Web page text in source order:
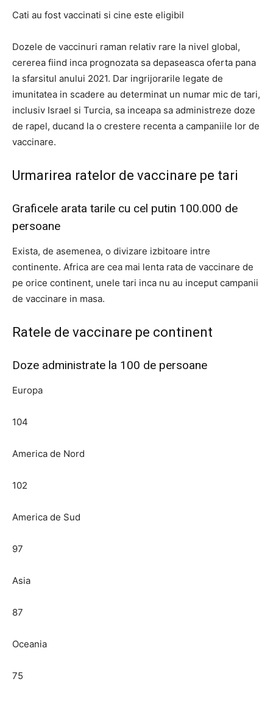
Cati au fost vaccinati si cine este eligibil
Dozele de vaccinuri raman relativ rare la nivel global,
cererea fiind inca prognozata sa depaseasca oferta pana
la sfarsitul anului 2021. Dar ingrijorarile legate de
imunitatea in scadere au determinat un numar mic de tari,
inclusiv Israel si Turcia, sa inceapa sa administreze doze
de rapel, ducand la o crestere recenta a campaniile lor de
vaccinare.
Urmarirea ratelor de vaccinare pe tari
Graficele arata tarile cu cel putin 100.000 de
persoane
Exista, de asemenea, o divizare izbitoare intre
continente. Africa are cea mai lenta rata de vaccinare de
pe orice continent, unele tari inca nu au inceput campanii
de vaccinare in masa.
Ratele de vaccinare pe continent
Doze administrate la 100 de persoane
Europa
104
America de Nord
102
America de Sud
97
Asia
87
Oceania
75